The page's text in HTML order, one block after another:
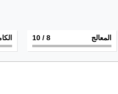
المعالج 8
/ 10